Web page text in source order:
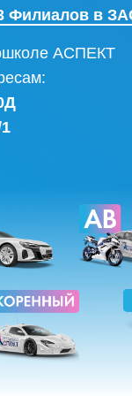
АСПЕКТ
Филиалов в